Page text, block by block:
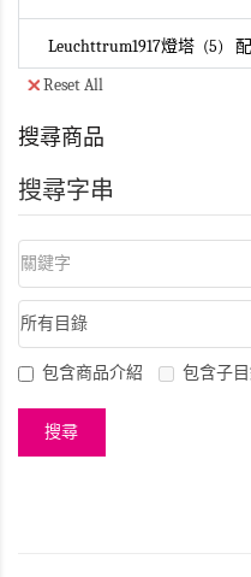
Leuchttrum1917燈塔 5
Reset All
搜尋商品
搜尋字串
包含商品介紹 包含子